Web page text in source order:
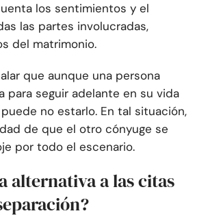
los sentimientos y el
las partes involucradas,
del matrimonio.
que aunque una persona
para seguir adelante en su vida
no estarlo. En tal situación,
de que el otro cónyuge se
por todo el escenario.
alternativa a las citas